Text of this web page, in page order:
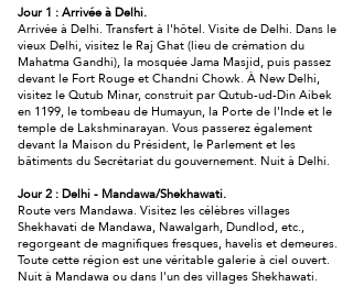
Jour 1 : Arrivée à Delhi.
Arrivée à Delhi. Transfert à l'hôtel. Visite de Delhi. Dans le
vieux Delhi, visitez le Raj Ghat (lieu de crémation du
Mahatma Gandhi), la mosquée Jama Masjid, puis passez
devant le Fort Rouge et Chandni Chowk. À New Delhi,
visitez le Qutub Minar, construit par Qutub-ud-Din Aibek
en 1199, le tombeau de Humayun, la Porte de l'Inde et le
temple de Lakshminarayan. Vous passerez également
devant la Maison du Président, le Parlement et les
bâtiments du Secrétariat du gouvernement. Nuit à Delhi.
Jour 2 : Delhi - Mandawa/Shekhawati.
Route vers Mandawa. Visitez les célèbres villages
Shekhavati de Mandawa, Nawalgarh, Dundlod, etc.,
regorgeant de magnifiques fresques, havelis et demeures.
Toute cette région est une véritable galerie à ciel ouvert.
Nuit à Mandawa ou dans l'un des villages Shekhawati.